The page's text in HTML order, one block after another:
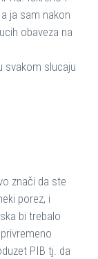
ja sam nakon
obaveza na
svakom slucaju
znači da ste
porez, i
bi trebalo
PIB tj. da